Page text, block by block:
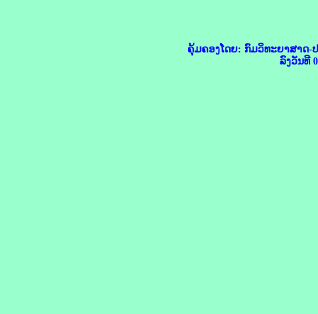
ຄຸ້ມຄອງໂດຍ: ກົມວິທະຍາສາດ-
ລົງວັນທີ